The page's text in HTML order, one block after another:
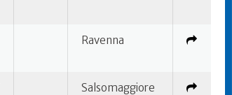
Ravenna
Salsomaggiore